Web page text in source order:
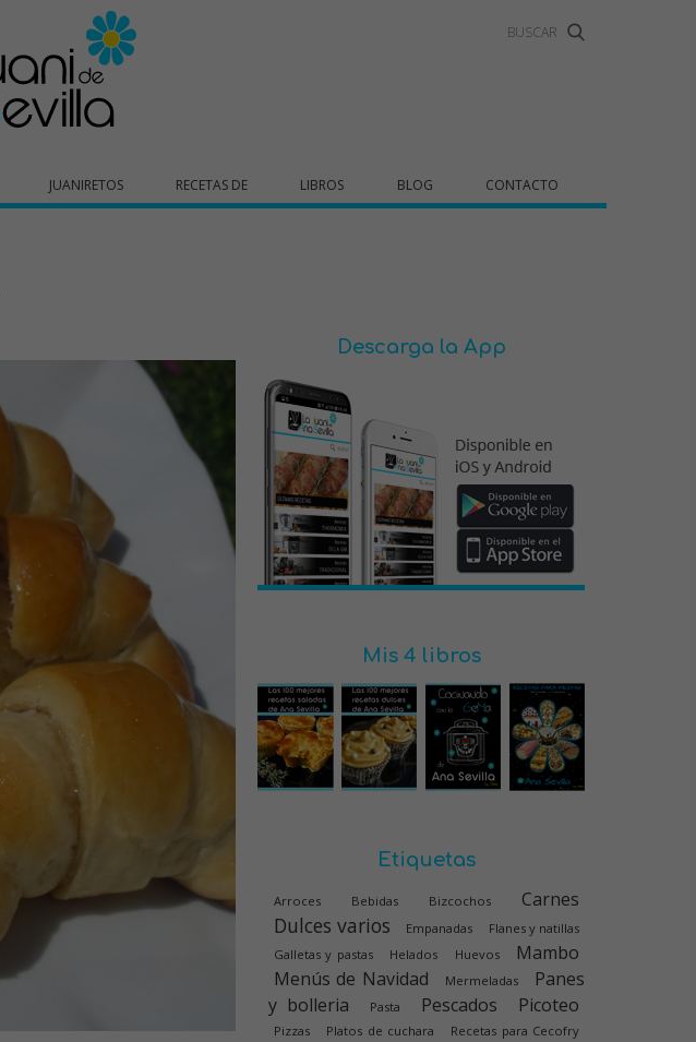
JUANIRETOS RECETAS DE LIBROS BLOG CONTACTO
Descarga la App
Mis 4 libros
Etiquetas
Arroces Bebidas Bizcochos Carnes
Dulces varios Empanadas
Flanes y natillas
Galletas y pastas
Helados Huevos
Mambo
Menús de Navidad
Mermeladas
Panes
y bolleria
Pasta Pescados Picoteo
Pizzas Platos de cuchara Recetas para Cecofry